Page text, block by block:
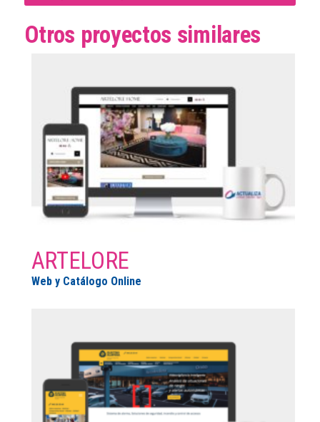
Otros proyectos similares
ARTELORE
Web y Catálogo Online